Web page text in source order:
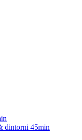
dintorni 45min